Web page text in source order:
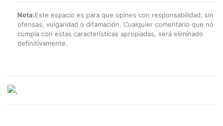
Nota:Este espacio es para que opines con responsabilidad, sin
ofensas, vulgaridad o difamación. Cualquier comentario que no
cumpla con estas características apropiadas, será eliminado
definitivamente.